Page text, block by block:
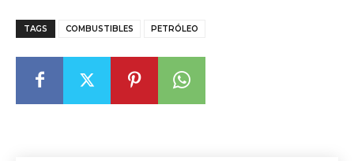
TAGS COMBUSTIBLES PETRÓLEO